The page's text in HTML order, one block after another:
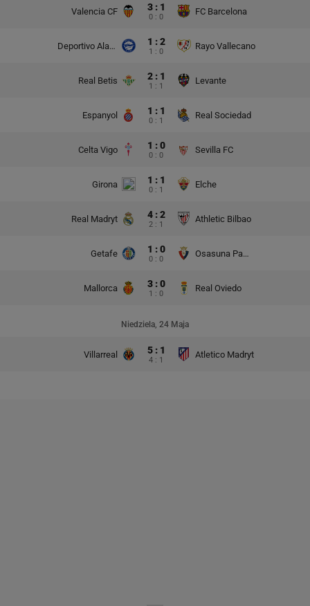
Valencia CF 3 : 1
0 : 0
FC Barcelona
Deportivo Alaves 1 : 2
1 : 0
Rayo Vallecano
Real Betis 2 : 1
1 : 1
Levante
Espanyol 1 : 1
0 : 1
Real Sociedad
Celta Vigo 1 : 0
0 : 0
Sevilla FC
Girona 1 : 1
0 : 1
Elche
Real Madryt 4 : 2
2 : 1
Athletic Bilbao
Getafe 1 : 0
0 : 0
Osasuna Pampeluna
Mallorca 3 : 0
1 : 0
Real Oviedo
Niedziela, 24 Maja
Villarreal 5 : 1
4 : 1
Atletico Madryt